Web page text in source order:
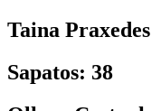
Taina Praxedes
Sapatos: 38